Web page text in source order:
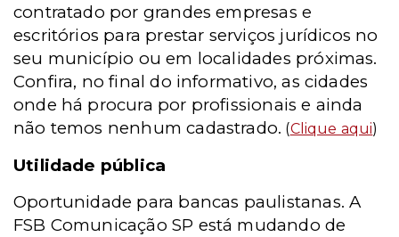
contratado por grandes empresas e
escritórios para prestar serviços jurídicos no
seu município ou em localidades próximas.
Confira, no final do informativo, as cidades
onde há procura por profissionais e ainda
não temos nenhum cadastrado. (Clique aqui)
Utilidade pública
Oportunidade para bancas paulistanas. A
FSB Comunicação SP está mudando de